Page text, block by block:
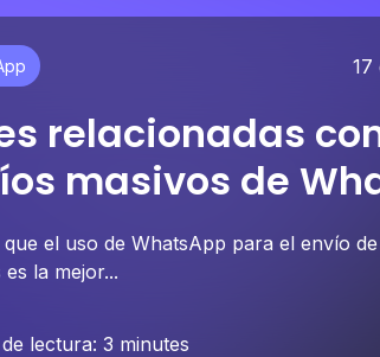
17
relacionadas
masivos de
que el uso de WhatsApp para el envío de
es la mejor...
lectura: 3 minutes